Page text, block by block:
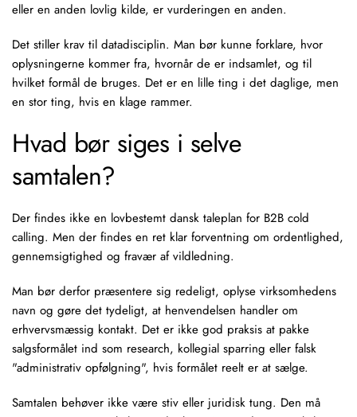
eller en anden lovlig kilde, er vurderingen en anden.
Det stiller krav til datadisciplin. Man bør kunne forklare, hvor
oplysningerne kommer fra, hvornår de er indsamlet, og til
hvilket formål de bruges. Det er en lille ting i det daglige, men
en stor ting, hvis en klage rammer.
Hvad bør siges i selve
samtalen?
Der findes ikke en lovbestemt dansk taleplan for B2B cold
calling. Men der findes en ret klar forventning om ordentlighed,
gennemsigtighed og fravær af vildledning.
Man bør derfor præsentere sig redeligt, oplyse virksomhedens
navn og gøre det tydeligt, at henvendelsen handler om
erhvervsmæssig kontakt. Det er ikke god praksis at pakke
salgsformålet ind som research, kollegial sparring eller falsk
"administrativ opfølgning", hvis formålet reelt er at sælge.
Samtalen behøver ikke være stiv eller juridisk tung. Den må